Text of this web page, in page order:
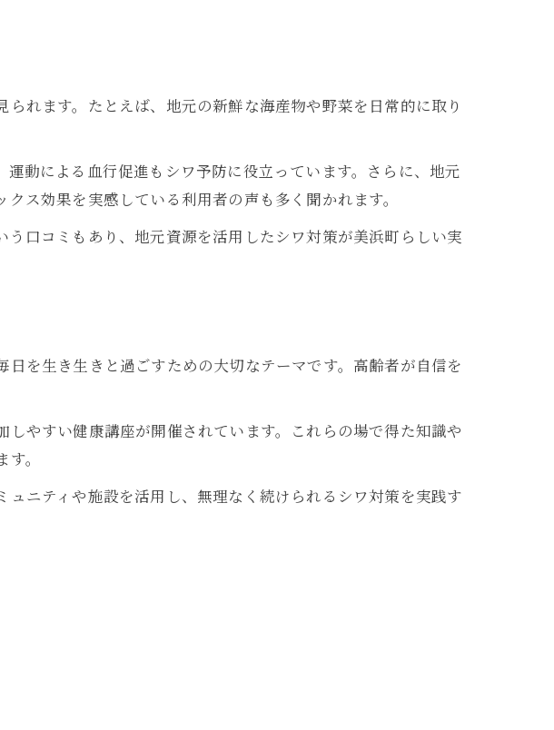
ワ対策活動
れます。たとえば、地元の新鮮な海産物や野菜を日常的に取り
動による血行促進もシワ予防に役立っています。さらに、地元
ス効果を実感している利用者の声も多く聞かれます。
口コミもあり、地元資源を活用したシワ対策が美浜町らしい実
を生き生きと過ごすための大切なテーマです。高齢者が自信を
やすい健康講座が開催されています。これらの場で得た知識や
。
ニティや施設を活用し、無理なく続けられるシワ対策を実践す